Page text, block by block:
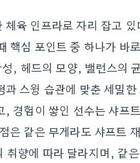
육 인프라로 자리 잡고
핵심 포인트 중 하나가 바
, 헤드의 모양, 밸런스의
스윙 습관에 맞춘 세밀
경험이 쌓인 선수는 샤프
은 같은 무게라도 샤프트
향에 따라 달라지며, 같